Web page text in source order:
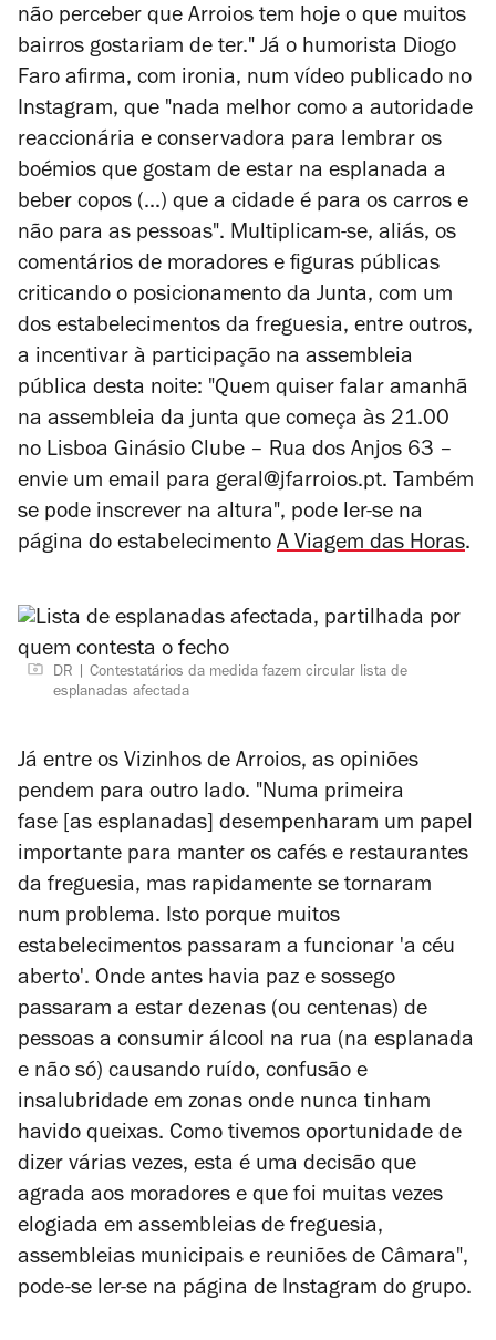
não perceber que Arroios tem hoje o que muitos
bairros gostariam de ter." Já o humorista Diogo
Faro afirma, com ironia, num vídeo publicado no
Instagram, que "nada melhor como a autoridade
reaccionária e conservadora para lembrar os
boémios que gostam de estar na esplanada a
beber copos (...) que a cidade é para os carros e
não para as pessoas". Multiplicam-se, aliás, os
comentários de moradores e figuras públicas
criticando o posicionamento da Junta, com um
dos estabelecimentos da freguesia, entre outros,
a incentivar à participação na assembleia
pública desta noite: "Quem quiser falar amanhã
na assembleia da junta que começa às 21.00
no Lisboa Ginásio Clube – Rua dos Anjos 63 –
envie um email para geral@jfarroios.pt. Também
se pode inscrever na altura", pode ler-se na
página do estabelecimento A Viagem das Horas.
DR
Contestatários da medida fazem circular lista de
esplanadas afectada
Já entre os Vizinhos de Arroios, as opiniões
pendem para outro lado. "Numa primeira
fase [as esplanadas] desempenharam um papel
importante para manter os cafés e restaurantes
da freguesia, mas rapidamente se tornaram
num problema. Isto porque muitos
estabelecimentos passaram a funcionar 'a céu
aberto'. Onde antes havia paz e sossego
passaram a estar dezenas (ou centenas) de
pessoas a consumir álcool na rua (na esplanada
e não só) causando ruído, confusão e
insalubridade em zonas onde nunca tinham
havido queixas. Como tivemos oportunidade de
dizer várias vezes, esta é uma decisão que
agrada aos moradores e que foi muitas vezes
elogiada em assembleias de freguesia,
assembleias municipais e reuniões de Câmara",
pode-se ler-se na página de Instagram do grupo.